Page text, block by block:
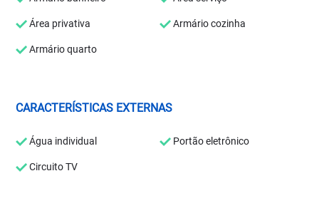
Área privativa Armário cozinha
Armário quarto
CARACTERÍSTICAS EXTERNAS
Água individual Portão eletrônico
Circuito TV